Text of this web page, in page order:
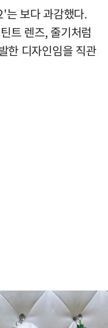
는 보다 과감했다.
트 렌즈, 줄기처럼
한 디자인임을 직관